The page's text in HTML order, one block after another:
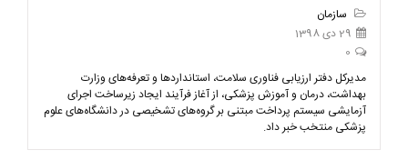
سازمان
29 دی 1398
0
مدیرکل دفتر ارزیابی فناوری سلامت، استانداردها و تعرفه‌های وزارت
بهداشت، درمان و آموزش پزشکی، از آغاز فرآیند ایجاد زیرساخت اجرای
آزمایشی سیستم پرداخت مبتنی بر گروه‌های تشخیصی در دانشگاه‌های علوم
پزشکی منتخب خبر داد.